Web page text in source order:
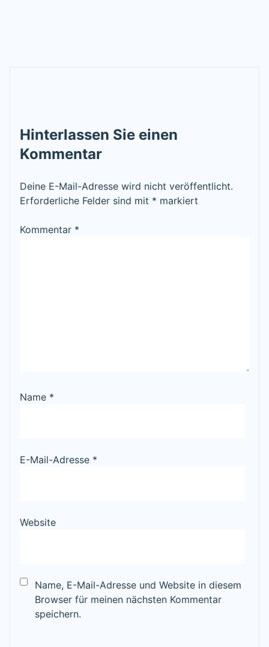
Hinterlassen Sie einen
Kommentar
Deine E-Mail-Adresse wird nicht veröffentlicht.
Erforderliche Felder sind mit * markiert
Kommentar *
Name *
E-Mail-Adresse *
Website
Name, E-Mail-Adresse und Website in diesem
Browser für meinen nächsten Kommentar
speichern.